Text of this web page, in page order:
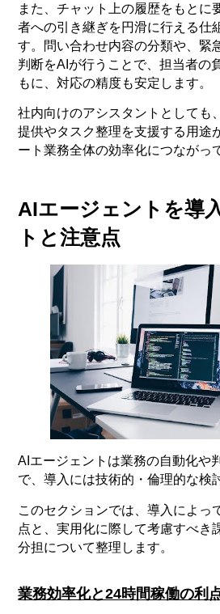
また、チャット上の履歴をもとに
者への引き継ぎを円滑に行える仕
す。問い合わせ内容の分類や、緊
判断をAIが行うことで、担当者の
もに、対応の精度も安定します。
社内向けのアシスタントとしても
提供やタスク整理を支援する用途
ート業務全体の効率化につながっ
AIエージェントを導
トと注意点
AIエージェントは業務の自動化や
で、導入には技術的・倫理的な検
このセクションでは、導入によっ
点と、実用化に際して考慮すべき
分担について整理します。
業務効率化と24時間稼働の利